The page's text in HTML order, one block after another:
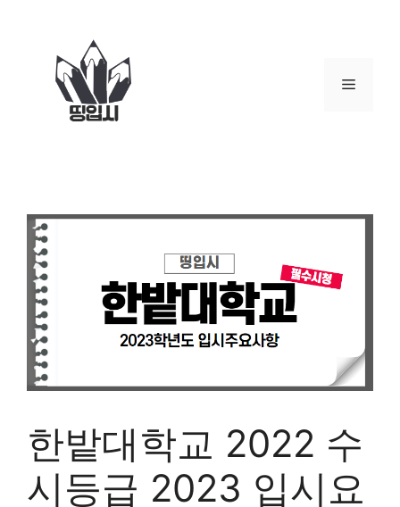
메
한밭대학교 2022 수
시등급 2023 입시요